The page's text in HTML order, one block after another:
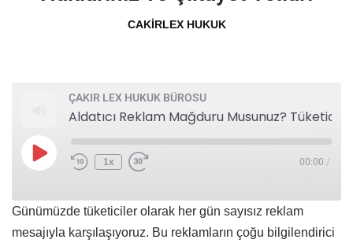
CAKIRLEX HUKUK
ÇAKIR LEX HUKUK BÜROSU
1x 00:00 /
Günümüzde tüketiciler olarak her gün sayısız reklam
mesajıyla karşılaşıyoruz. Bu reklamların çoğu bilgilendirici